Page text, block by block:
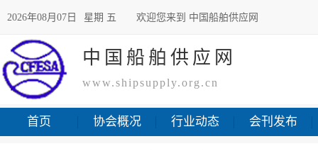
2026年08月07日 星期 五 欢迎您来到 中国船舶供应网
中国船舶供应网
www.shipsupply.org.cn
首页 协会概况 行业动态 会刊发布